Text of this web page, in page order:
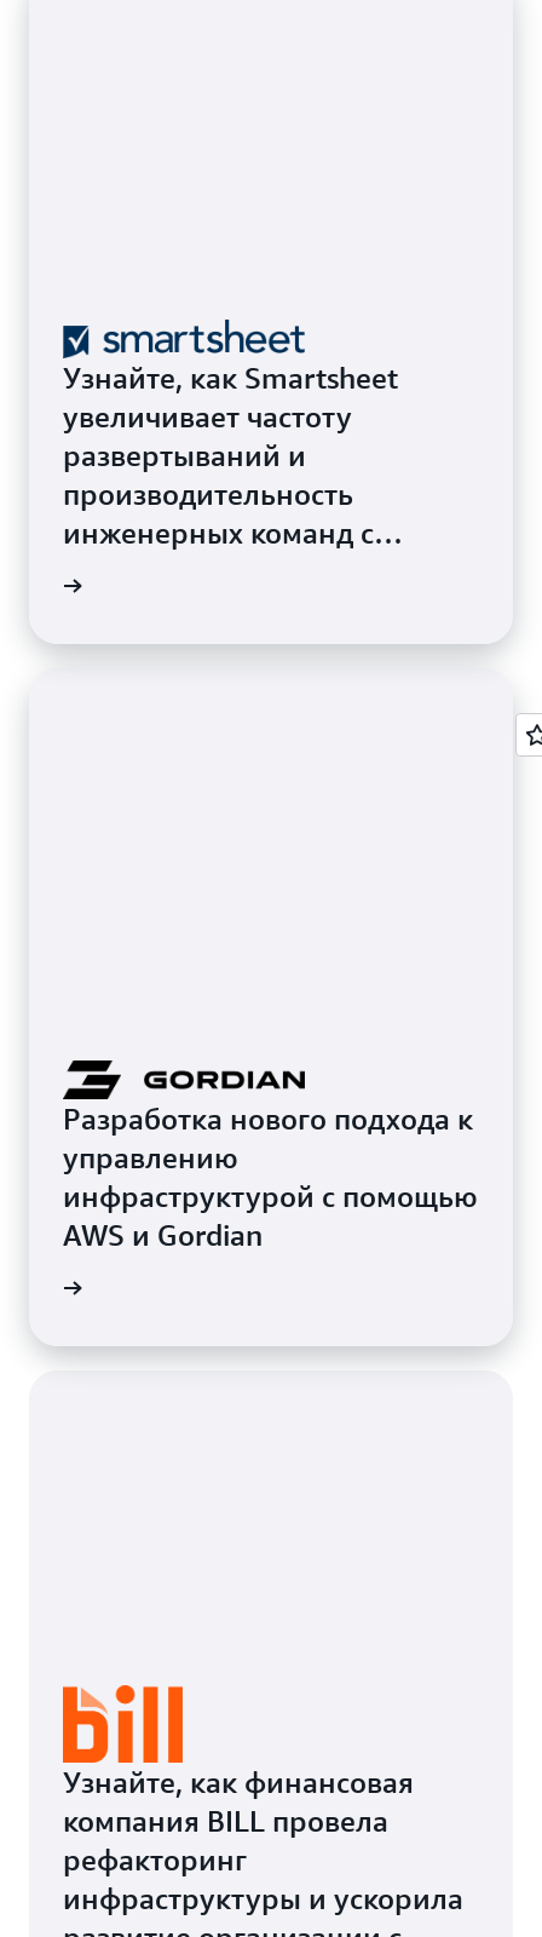
Узнайте, как Smartsheet
увеличивает частоту
развертываний и
производительность
инженерных команд с
помощью Amazon ECS и AWS
Разработка нового подхода к
управлению
инфраструктурой с помощью
AWS и Gordian
Узнайте, как финансовая
компания BILL провела
рефакторинг
инфраструктуры и ускорила